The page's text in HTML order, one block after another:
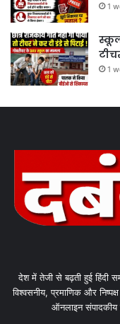
1
स्कूल
1
देश में तेजी से बढ़ती हुई हिंदी
विश्वसनीय, प्रमाणिक और
ऑनलाइन संपादकीय